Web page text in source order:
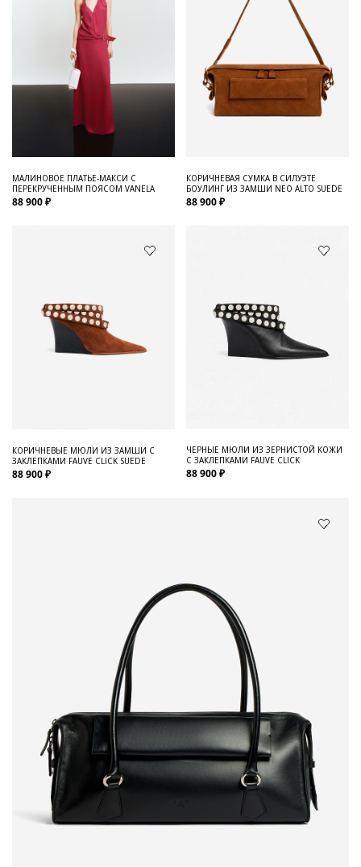
МАЛИНОВОЕ ПЛАТЬЕ-МАКСИ С
ПЕРЕКРУЧЕННЫМ ПОЯСОМ VANELA
88 900 ₽
КОРИЧНЕВАЯ СУМКА В СИЛУЭТЕ
БОУЛИНГ ИЗ ЗАМШИ NEO ALTO SUEDE
88 900 ₽
КОРИЧНЕВЫЕ МЮЛИ ИЗ ЗАМШИ С
ЗАКЛЕПКАМИ FAUVE CLICK SUEDE
88 900 ₽
ЧЕРНЫЕ МЮЛИ ИЗ ЗЕРНИСТОЙ КОЖИ
С ЗАКЛЕПКАМИ FAUVE CLICK
88 900 ₽